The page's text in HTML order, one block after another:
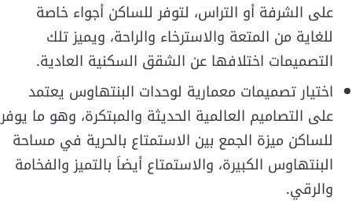
على الشرفة أو التراس، لتوفر للساكن أجواء خاصة
للغاية من المتعة والاسترخاء والراحة، ويميز تلك
التصميمات اختلافها عن الشقق السكنية العادية.
اختيار تصميمات معمارية لوحدات البنتهاوس يعتمد
على التصاميم العالمية الحديثة والمبتكرة، وهو ما يوفر
للساكن ميزة الجمع بين الاستمتاع بالحرية في مساحة
البنتهاوس الكبيرة، والاستمتاع أيضاَ بالتميز والفخامة
والرقي.